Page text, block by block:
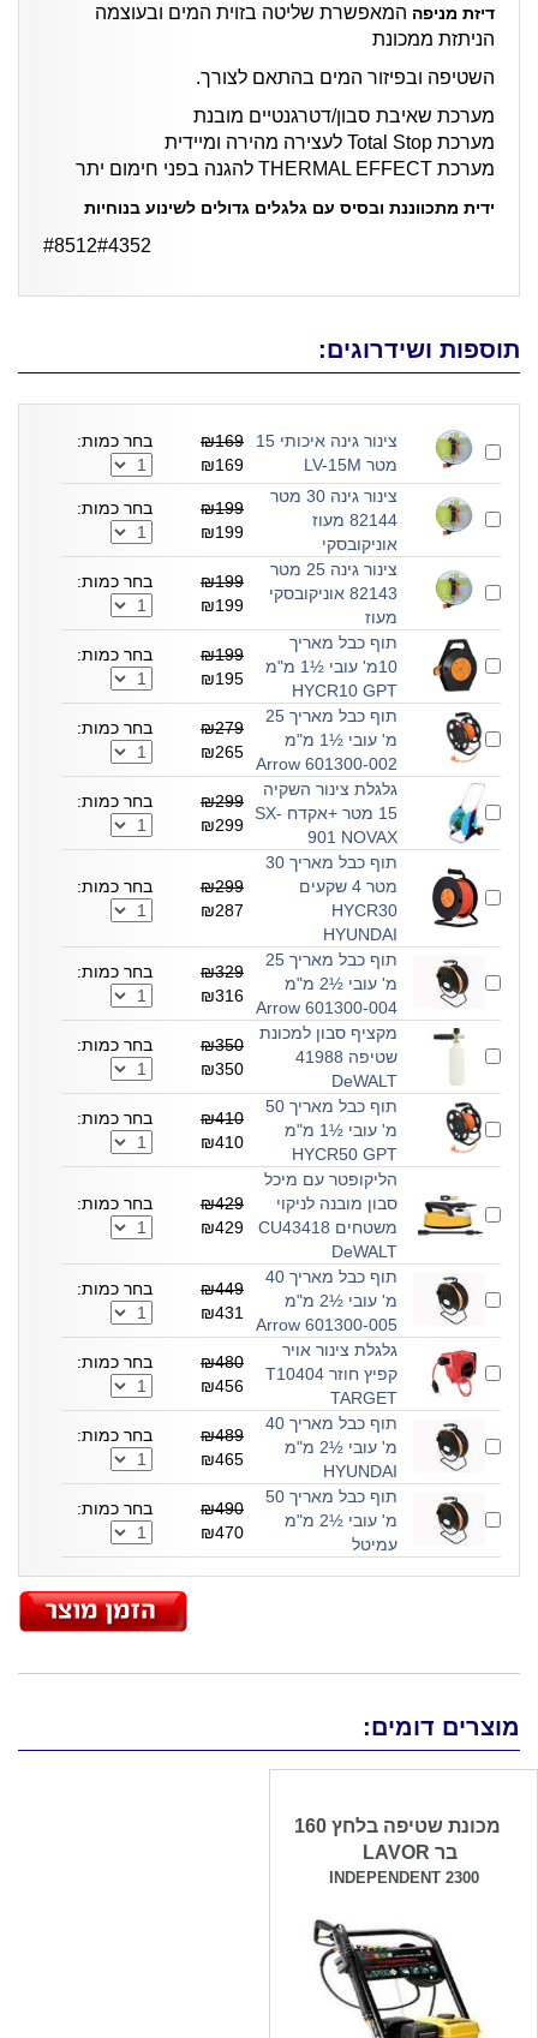
דיזת מניפה המאפשרת שליטה בזוית המים ובעוצמה
הניתזת ממכונת
השטיפה ובפיזור המים בהתאם לצורך.
מערכת שאיבת סבון/דטרגנטיים מובנת
מערכת Total Stop לעצירה מהירה ומיידית
מערכת THERMAL EFFECT להגנה בפני חימום יתר
ידית מתכווננת ובסיס עם גלגלים גדולים לשינוע בנוחיות
#8512#4352
תוספות ושידרוגים:
צינור גינה איכותי 15
מטר LV-15M
₪169
בחר כמות:
צינור גינה 30 מטר
82144 מעוז
אוניקובסקי
₪199
בחר כמות:
צינור גינה 25 מטר
82143 אוניקובסקי
מעוז
₪199
בחר כמות:
תוף כבל מאריך
10מ' עובי ½1 מ"מ
HYCR10 GPT
₪199
בחר כמות:
תוף כבל מאריך 25
מ' עובי ½1 מ"מ
601300-002 Arrow
₪279
בחר כמות:
גלגלת צינור השקיה
15 מטר +אקדח SX-
901 NOVAX
₪299
בחר כמות:
תוף כבל מאריך 30
מטר 4 שקעים
HYCR30
HYUNDAI
₪299
בחר כמות:
תוף כבל מאריך 25
מ' עובי ½2 מ"מ
601300-004 Arrow
₪329
בחר כמות:
מקציף סבון למכונת
שטיפה 41988
DeWALT
₪350
בחר כמות:
תוף כבל מאריך 50
מ' עובי ½1 מ"מ
HYCR50 GPT
₪410
בחר כמות:
הליקופטר עם מיכל
סבון מובנה לניקוי
משטחים CU43418
DeWALT
₪429
בחר כמות:
תוף כבל מאריך 40
מ' עובי ½2 מ"מ
601300-005 Arrow
₪449
בחר כמות:
גלגלת צינור אויר
קפיץ חוזר T10404
TARGET
₪480
בחר כמות:
תוף כבל מאריך 40
מ' עובי ½2 מ"מ
HYUNDAI
₪489
בחר כמות:
תוף כבל מאריך 50
מ' עובי ½2 מ"מ
עמיטל
₪490
בחר כמות:
מוצרים דומים:
מכונת שטיפה בלחץ 160
בר LAVOR
INDEPENDENT 2300